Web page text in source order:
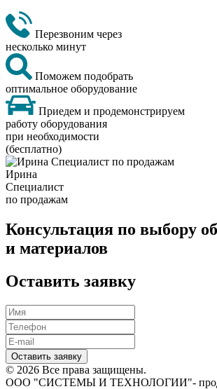
Перезвоним через
несколько минут
Поможем подобрать
оптимальное оборудование
Приедем и продемонстрируем
работу оборудования
при необходимости
(бесплатно)
Ирина
Специалист
по продажам
Консультация по выбору
и материалов
Оставить заявку
Оставить заявку
© 2026 Все права защищены.
ООО "СИСТЕМЫ И ТЕХНОЛОГИИ"-